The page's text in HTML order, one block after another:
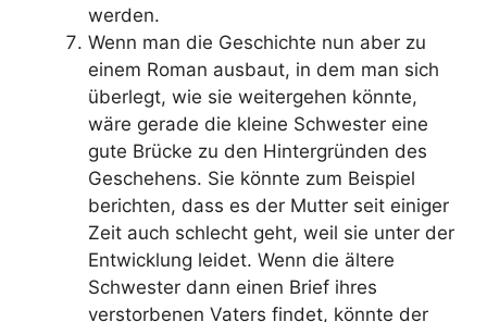
werden.
Wenn man die Geschichte nun aber zu
einem Roman ausbaut, in dem man sich
überlegt, wie sie weitergehen könnte,
wäre gerade die kleine Schwester eine
gute Brücke zu den Hintergründen des
Geschehens. Sie könnte zum Beispiel
berichten, dass es der Mutter seit einiger
Zeit auch schlecht geht, weil sie unter der
Entwicklung leidet. Wenn die ältere
Schwester dann einen Brief ihres
verstorbenen Vaters findet, könnte der